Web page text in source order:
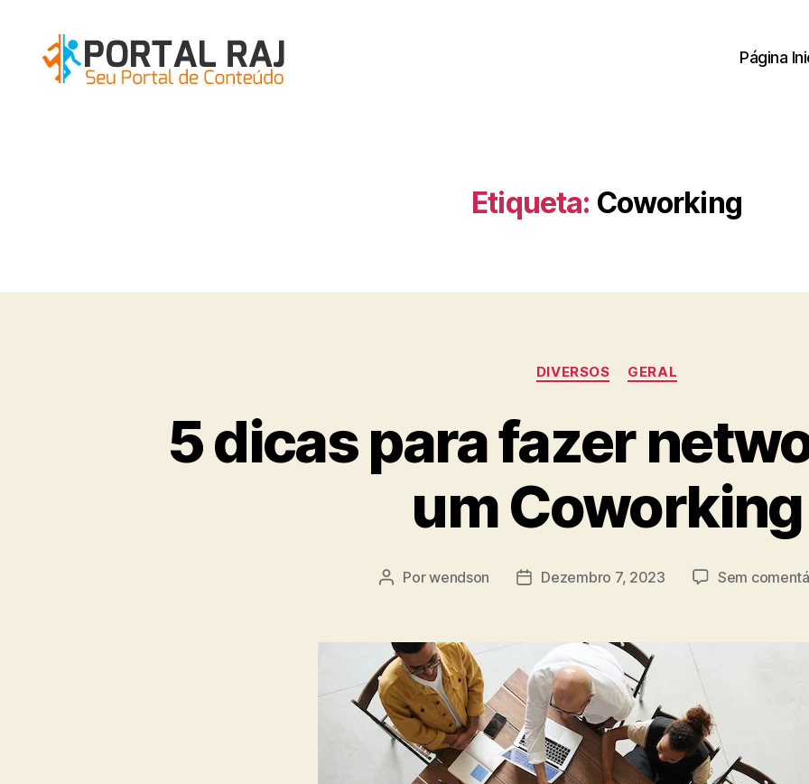
Página
Etiqueta: Coworking
Categorias
DIVERSOS GERAL
5 dicas para fazer
um Coworking
Autor
Porwendson
DataDezembro 7, 2023 Sem